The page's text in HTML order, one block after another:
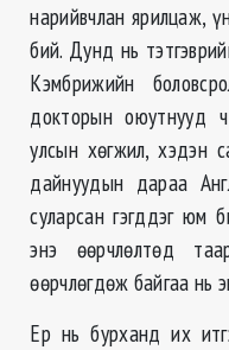
нарийвчлан ярилцаж,
бий. Дунд нь
Кэмбрижийн
докторын оюутнууд
улсын хөгжил, хэдэн
дайнуудын дараа
суларсан гэгддэг юм
энэ ѳѳрчлѳлтѳд
ѳѳрчлѳгдѳж байгаа нь
Ер нь бурханд их